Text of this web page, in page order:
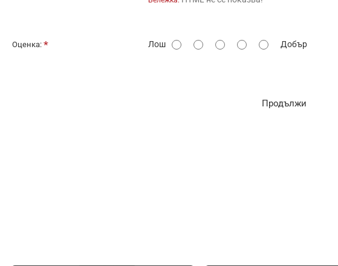
О
Оценка: Лош Добър
Продължи